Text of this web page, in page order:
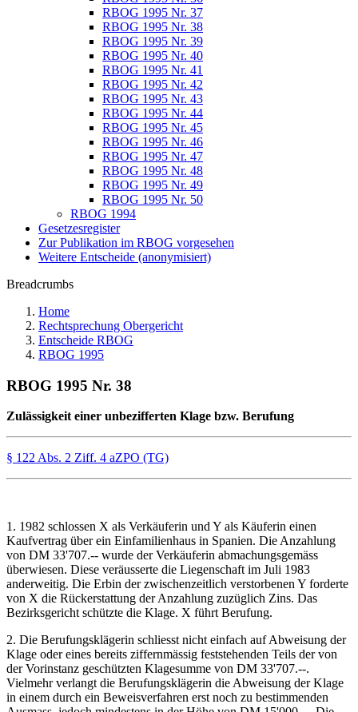
RBOG 1995 Nr. 37
RBOG 1995 Nr. 38
RBOG 1995 Nr. 39
RBOG 1995 Nr. 40
RBOG 1995 Nr. 41
RBOG 1995 Nr. 42
RBOG 1995 Nr. 43
RBOG 1995 Nr. 44
RBOG 1995 Nr. 45
RBOG 1995 Nr. 46
RBOG 1995 Nr. 47
RBOG 1995 Nr. 48
RBOG 1995 Nr. 49
RBOG 1995 Nr. 50
RBOG 1994
Gesetzesregister
Zur Publikation im RBOG vorgesehen
Weitere Entscheide (anonymisiert)
Breadcrumbs
Home
Rechtsprechung Obergericht
Entscheide RBOG
RBOG 1995
RBOG 1995 Nr. 38
Zulässigkeit einer unbezifferten Klage bzw. Berufung
§ 122 Abs. 2 Ziff. 4 aZPO (TG)
1. 1982 schlossen X als Verkäuferin und Y als Käuferin einen
Kaufvertrag über ein Einfamilienhaus in Spanien. Die Anzahlung
von DM 33'707.-- wurde der Verkäuferin abmachungsgemäss
überwiesen. Diese veräusserte die Liegenschaft im Juli 1983
anderweitig. Die Erbin der zwischenzeitlich verstorbenen Y forderte
von X die Rückerstattung der Anzahlung zuzüglich Zins. Das
Bezirksgericht schützte die Klage. X führt Berufung.
2. Die Berufungsklägerin schliesst nicht einfach auf Abweisung der
Klage oder eines bereits ziffernmässig feststehenden Teils der von
der Vorinstanz geschützten Klagesumme von DM 33'707.--.
Vielmehr verlangt die Berufungsklägerin die Abweisung der Klage
in einem durch ein Beweisverfahren erst noch zu bestimmenden